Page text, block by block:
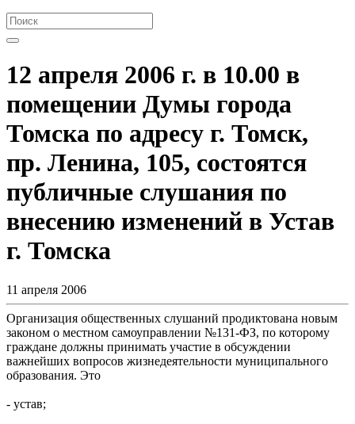
12 апреля 2006 г. в 10.00 в
помещении Думы города
Томска по адресу г. Томск,
пр. Ленина, 105, состоятся
публичные слушания по
внесению изменений в Устав
г. Томска
11 апреля 2006
Организация общественных слушаний продиктована новым
законом о местном самоуправлении №131-ФЗ, по которому
граждане должны принимать участие в обсуждении
важнейших вопросов жизнедеятельности муниципального
образования. Это
- устав;